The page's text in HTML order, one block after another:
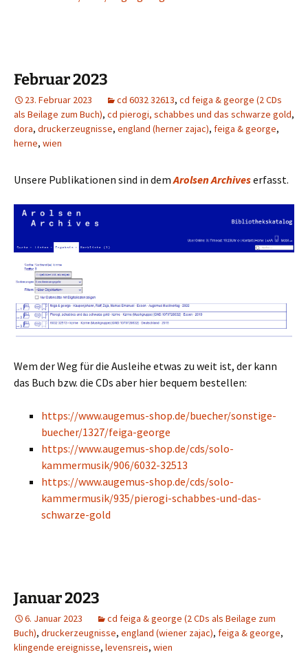
Februar 2023
23. Februar 2023 cd 6032 32613, cd feiga & george (2 CDs
als Beilage zum Buch), cd pierogi, schabbes und das schwarze gold,
dora, druckerzeugnisse, england (herner zajac), feiga & george,
herne, wien
Unsere Publikationen sind in demArolsen Archiveserfasst.
Wem der Weg für die Ausleihe etwas zu weit ist, der kann
das Buch bzw. die CDs aber hier bequem bestellen:
https://www.augemus-shop.de/buecher/sonstige-
buecher/1327/feiga-george
https://www.augemus-shop.de/cds/solo-
kammermusik/906/6032-32513
https://www.augemus-shop.de/cds/solo-
kammermusik/935/pierogi-schabbes-und-das-
schwarze-gold
Januar 2023
6. Januar 2023
cd feiga & george (2 CDs als Beilage zum
Buch), druckerzeugnisse, england (wiener zajac), feiga & george,
klingende ereignisse, levensreis, wien